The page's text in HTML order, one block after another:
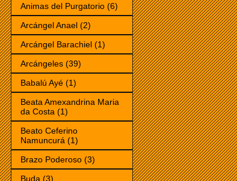
Animas del Purgatorio (6)
Arcángel Anael (2)
Arcángel Barachiel (1)
Arcángeles (39)
Babalú Ayé (1)
Beata Amexandrina Maria
da Costa (1)
Beato Ceferino
Namuncurá (1)
Brazo Poderoso (3)
Buda (3)